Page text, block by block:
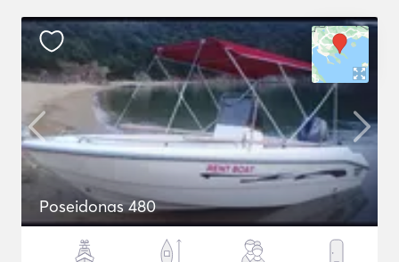
Poseidonas 480